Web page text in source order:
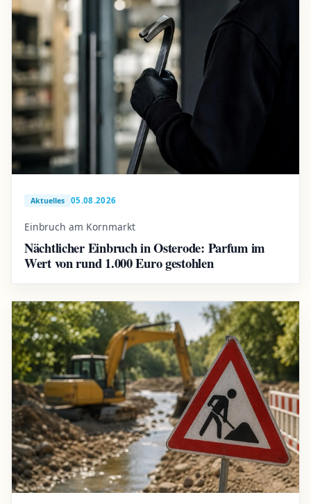
Aktuelles 05.08.2026
Einbruch am Kornmarkt
Nächtlicher Einbruch in Osterode: Parfum im
Wert von rund 1.000 Euro gestohlen